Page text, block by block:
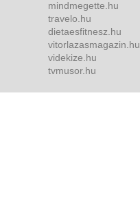
mindmegette.hu
travelo.hu
dietaesfitnesz.hu
vitorlazasmagazin.hu
videkize.hu
tvmusor.hu